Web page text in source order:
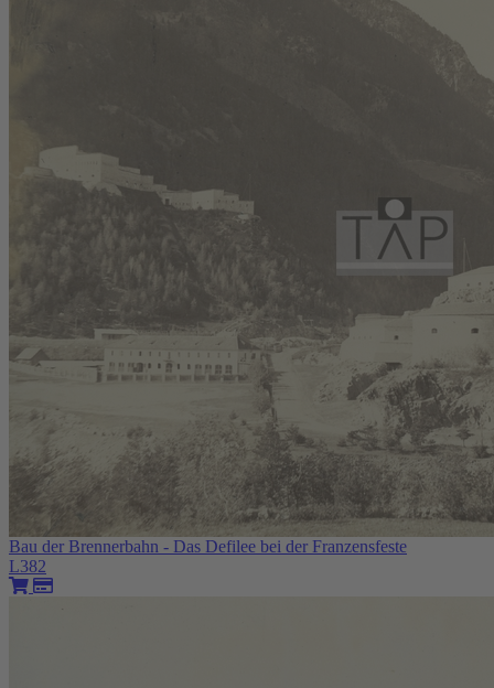
Bau der Brennerbahn - Das Defilee bei der Franzensfeste
L382